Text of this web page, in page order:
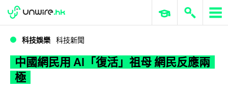
中國網民用 AI「復活」祖母 網民反應兩極
WWDC 2026 ERP 與商業 AI
科技娛樂 科技新聞
中國網民用 AI「復活」祖母 網民反應兩
極